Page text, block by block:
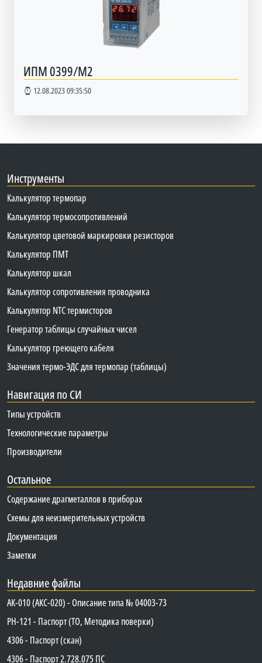
ИПМ 0399/М2
12.08.2023 09:35:50
Инструменты
Калькулятор термопар
Калькулятор термосопротивлений
Калькулятор цветовой маркировки резисторов
Калькулятор ПМТ
Калькулятор шкал
Калькулятор сопротивления проводника
Калькулятор NTC термисторов
Генератор таблицы случайных чисел
Калькулятор греющего кабеля
Значения термо-ЭДС для термопар (таблицы)
Навигация по СИ
Типы устройств
Технологические параметры
Производители
Остальное
Содержание драгметаллов в приборах
Схемы для неизмерительных устройств
Документация
Заметки
Недавние файлы
АК-010 (АКС-020) - Описание типа № 04003-73
PH-121 - Паспорт (ТО, Методика поверки)
4306 - Паспорт (скан)
4306 - Паспорт 2.728.075 ПС